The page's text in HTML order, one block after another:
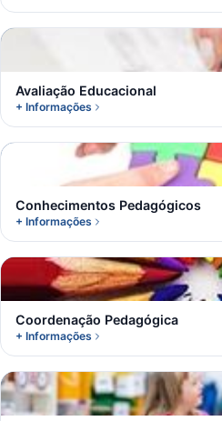
A
Avaliação Educacional
+ Informações
C
Conhecimentos Pedagógicos
+ Informações
C
Coordenação Pedagógica
+ Informações
E